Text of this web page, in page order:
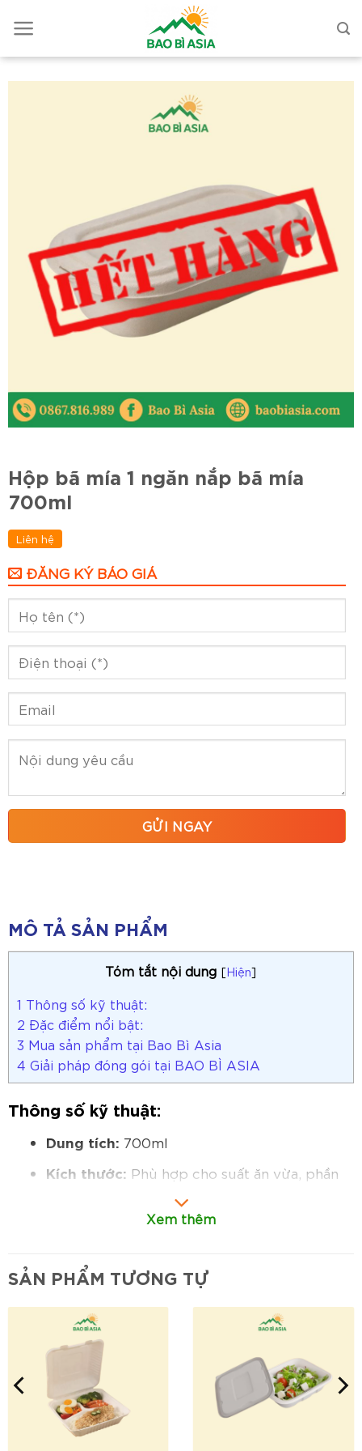
Hộp bã mía 1 ngăn nắp bã mía
700ml
Liên hệ
ĐĂNG KÝ BÁO GIÁ
MÔ TẢ SẢN PHẨM
Tóm tắt nội dung [Hiện]
1 Thông số kỹ thuật:
2 Đặc điểm nổi bật:
3 Mua sản phẩm tại Bao Bì Asia
4 Giải pháp đóng gói tại BAO BÌ ASIA
Thông số kỹ thuật:
Dung tích: 700ml
Kích thước: Phù hợp cho suất ăn vừa, phần
100% bã mía tự nhiên, thân thiện
Cấu tạo: Gồm 1 ngăn, nắp cùng chất liệu bã
Hình dáng:
Dạng hộp vuông bo góc mềm
mại, dễ xếp chồng và vận chuyển.
Có thể in logo, thương hiệu theo yêu
cầu doanh nghiệp.
Xem thêm
SẢN PHẨM TƯƠNG TỰ